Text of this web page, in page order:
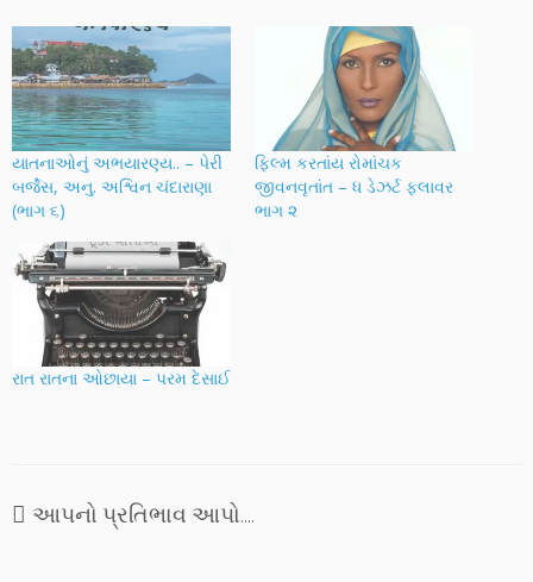
યાતનાઓનું અભયારણ્ય.. – પેરી
બર્જેસ, અનુ. અશ્વિન ચંદારાણા
(ભાગ ૬)
ફિલ્મ કરતાંય રોમાંચક
જીવનવૃતાંત – ધ ડેઝર્ટ ફ્લાવર
ભાગ ૨
રાત રાતના ઓછાયા – પરમ દેસાઈ
આપનો પ્રતિભાવ આપો....